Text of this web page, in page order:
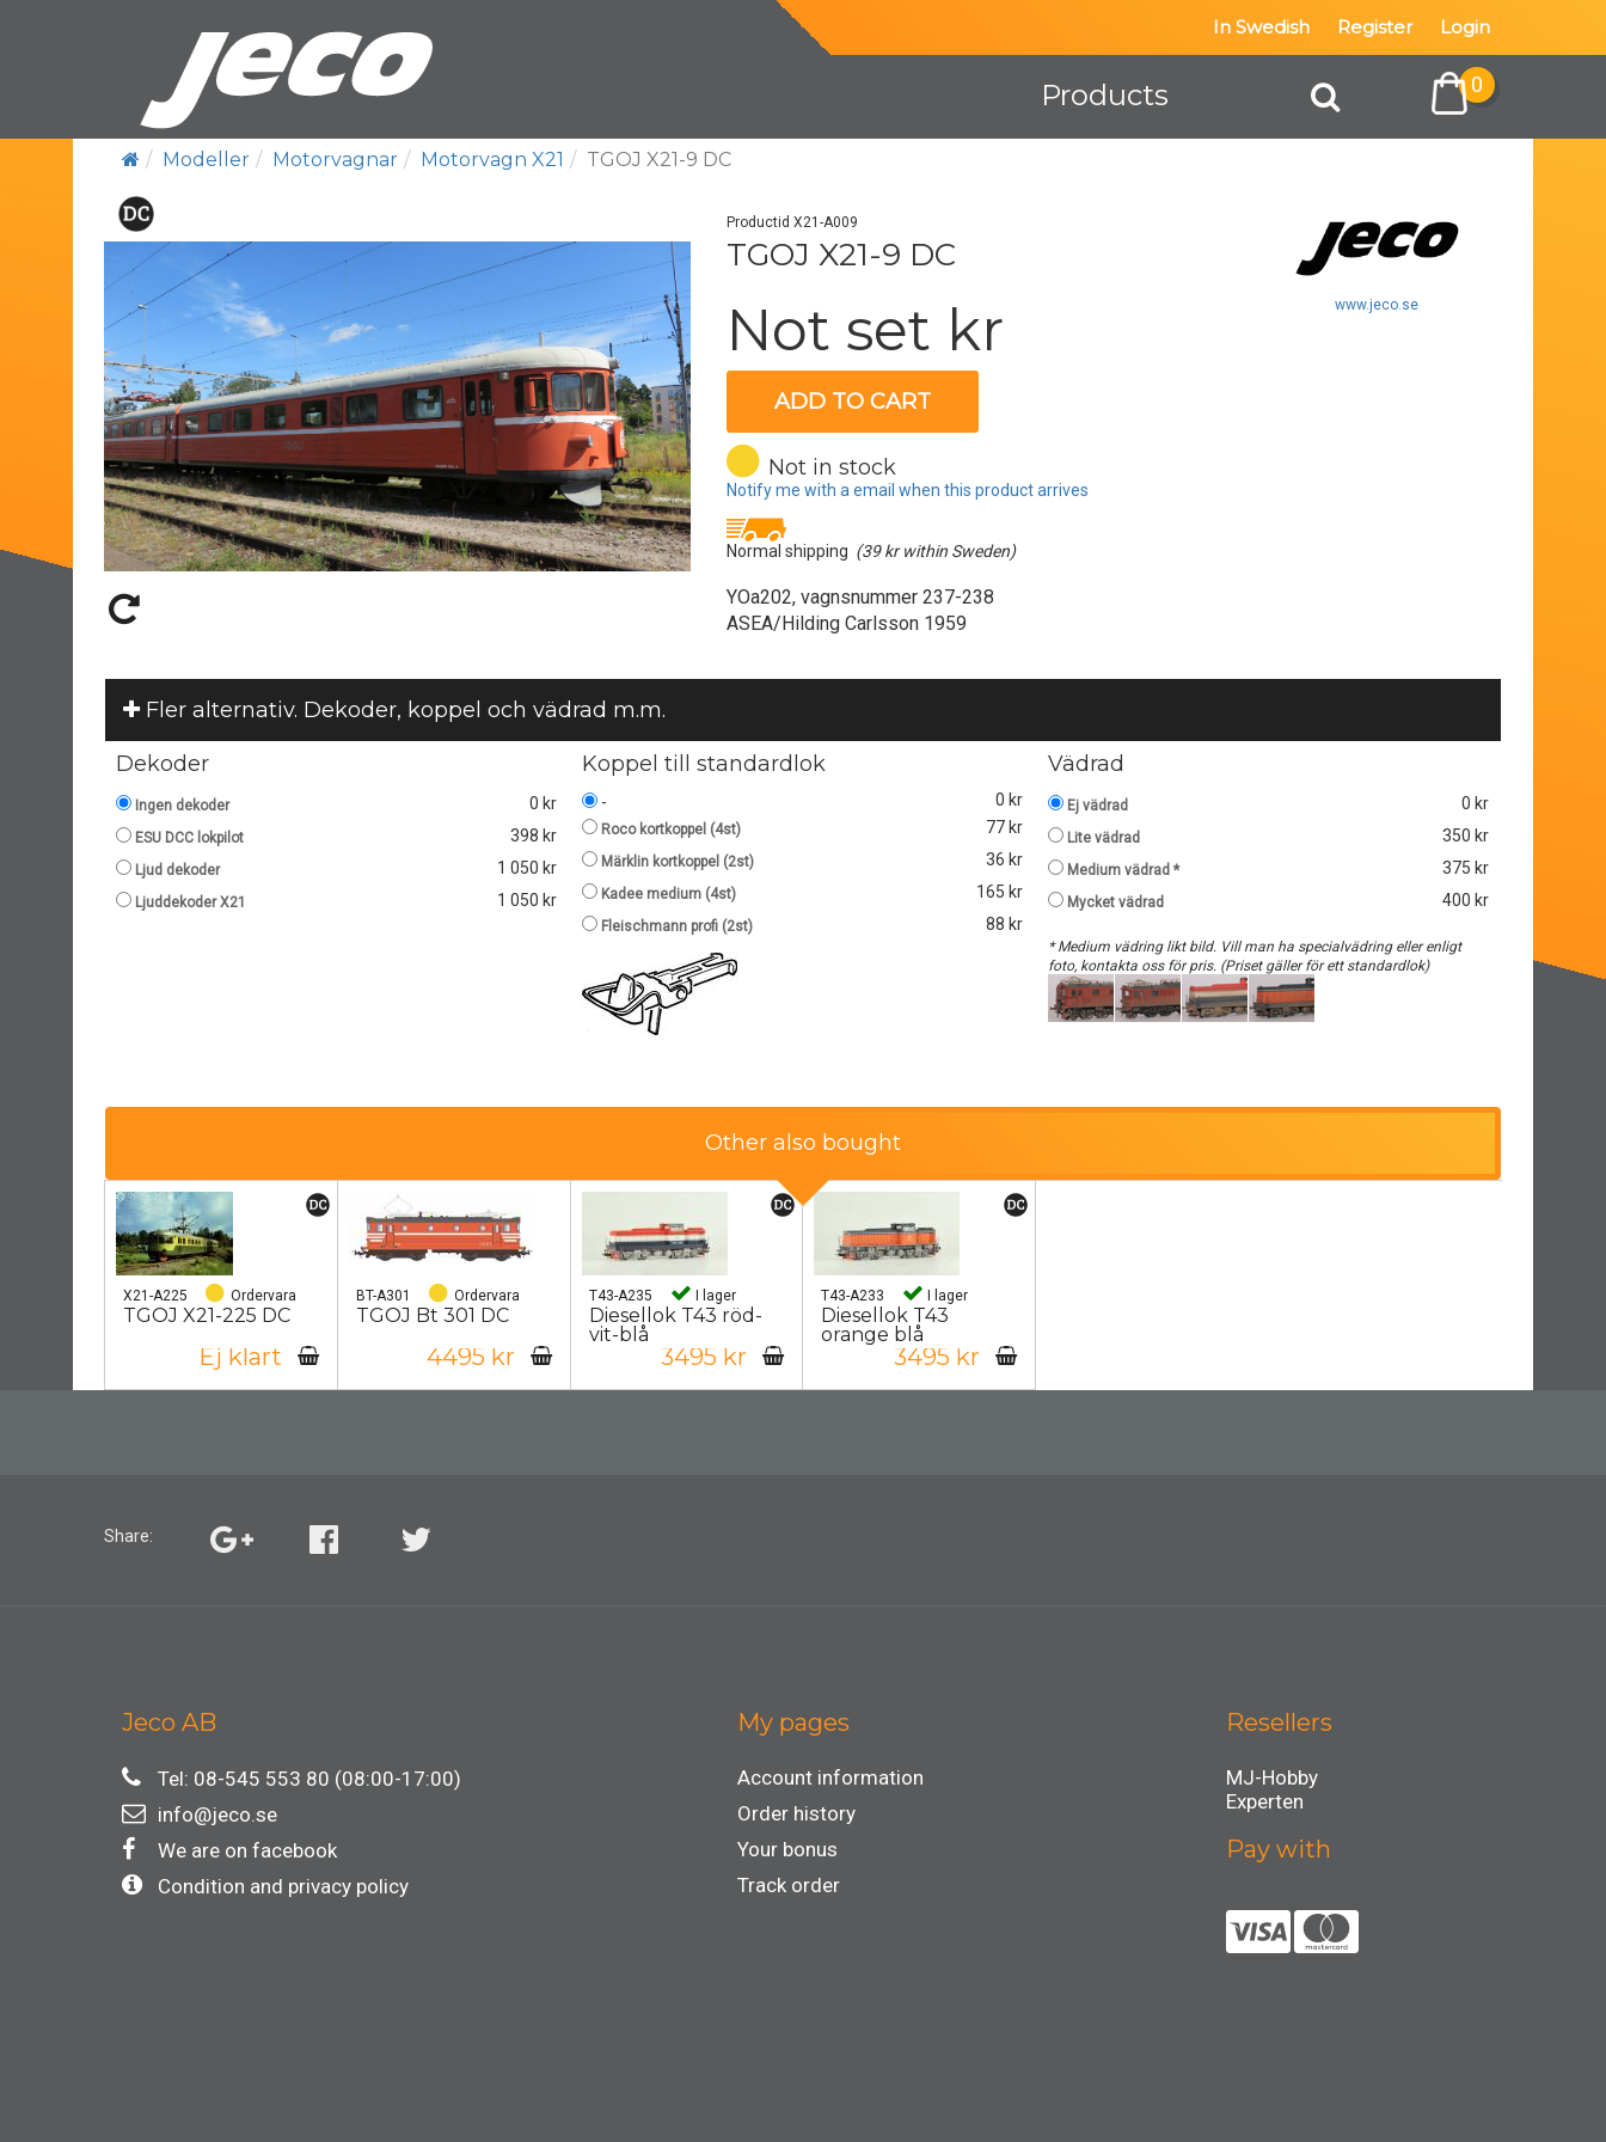
In Swedish Register Login
Products 0
Modeller Motorvagnar Motorvagn X21 TGOJ X21-9 DC
Productid X21-A009
TGOJ X21-9 DC
Not set kr
ADD TO CART
Not in stock
Notify me with a email when this product arrives
Normal shipping (39 kr within Sweden)
YOa202, vagnsnummer 237-238
ASEA/Hilding Carlsson 1959
www.jeco.se
Fler alternativ. Dekoder, koppel och vädrad m.m.
Dekoder
Ingen dekoder 0 kr
ESU DCC lokpilot 398 kr
Ljud dekoder 1 050 kr
Ljuddekoder X21 1 050 kr
Koppel till standardlok
- 0 kr
Roco kortkoppel (4st) 77 kr
Märklin kortkoppel (2st) 36 kr
Kadee medium (4st) 165 kr
Fleischmann profi (2st) 88 kr
Vädrad
Ej vädrad 0 kr
Lite vädrad 350 kr
Medium vädrad * 375 kr
Mycket vädrad 400 kr
* Medium vädring likt bild. Vill man ha specialvädring eller enligt
foto, kontakta oss för pris. (Priset gäller för ett standardlok)
Other also bought
X21-A225 Ordervara
TGOJ X21-225 DC
Ej klart
BT-A301 Ordervara
TGOJ Bt 301 DC
4495 kr
T43-A235 I lager
Diesellok T43 röd-
vit-blå
3495 kr
T43-A233 I lager
Diesellok T43
orange blå
3495 kr
Share:
Jeco AB
Tel: 08-545 553 80 (08:00-17:00)
info@jeco.se
We are on facebook
Condition and privacy policy
My pages
Account information
Order history
Your bonus
Track order
Resellers
MJ-Hobby
Experten
Pay with